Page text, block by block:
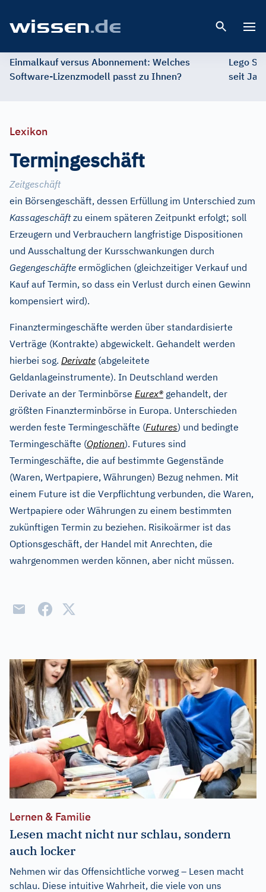
Einmalkauf versus Abonnement: Welches
Software-Lizenzmodell passt zu Ihnen?
Lego
seit
Lexikon
Termịngeschäft
Zeitgeschäft
ein Börsengeschäft, dessen Erfüllung im Unterschied zum
Kassageschäftzu einem späteren Zeitpunkt erfolgt; soll
Erzeugern und Verbrauchern langfristige Dispositionen
und Ausschaltung der Kursschwankungen durch
Gegengeschäfte ermöglichen (gleichzeitiger Verkauf und
Kauf auf Termin, so dass ein Verlust durch einen Gewinn
kompensiert wird).
Finanztermingeschäfte werden über standardisierte
Verträge (Kontrakte) abgewickelt. Gehandelt werden
hierbei sog. Derivate (abgeleitete
Geldanlageinstrumente). In Deutschland werden
Derivate an der Terminbörse Eurex® gehandelt, der
größten Finanzterminbörse in Europa. Unterschieden
werden feste Termingeschäfte (Futures) und bedingte
Termingeschäfte (Optionen). Futures sind
Termingeschäfte, die auf bestimmte Gegenstände
(Waren, Wertpapiere, Währungen) Bezug nehmen. Mit
einem Future ist die Verpflichtung verbunden, die Waren,
Wertpapiere oder Währungen zu einem bestimmten
zukünftigen Termin zu beziehen. Risikoärmer ist das
Optionsgeschäft, der Handel mit Anrechten, die
wahrgenommen werden können, aber nicht müssen.
Lernen & Familie
Lesen macht nicht nur schlau, sondern
auch locker
Nehmen wir das Offensichtliche vorweg – Lesen macht
schlau. Diese intuitive Wahrheit, die viele von uns